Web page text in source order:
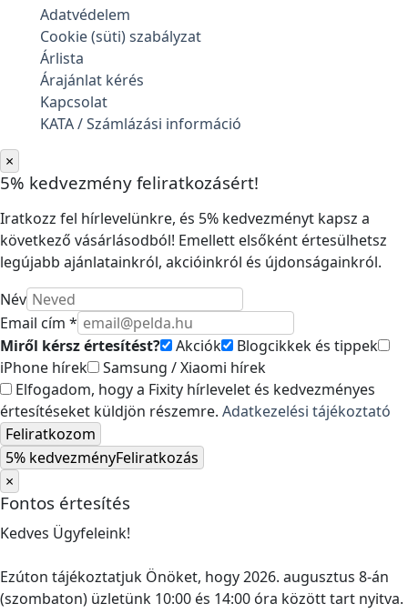
Adatvédelem
Cookie (süti) szabályzat
Árlista
Árajánlat kérés
Kapcsolat
KATA / Számlázási információ
×
5% kedvezmény feliratkozásért!
Iratkozz fel hírlevelünkre, és 5% kedvezményt kapsz a
következő vásárlásodból! Emellett elsőként értesülhetsz
legújabb ajánlatainkról, akcióinkról és újdonságainkról.
Név
Email cím *
Miről kérsz értesítést?
Akciók
Blogcikkek és tippek
iPhone hírek
Samsung / Xiaomi hírek
Elfogadom, hogy a Fixity hírlevelet és kedvezményes
értesítéseket küldjön részemre. Adatkezelési tájékoztató
Feliratkozom
5% kedvezményFeliratkozás
×
Fontos értesítés
Kedves Ügyfeleink!
Ezúton tájékoztatjuk Önöket, hogy 2026. augusztus 8-án
(szombaton) üzletünk 10:00 és 14:00 óra között tart nyitva.